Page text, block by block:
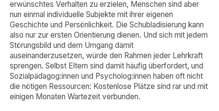
erwünschtes Verhalten zu erzielen, Menschen sind aber
nun einmal individuelle Subjekte mit ihrer eigenen
Geschichte und Persönlichkeit. Die Schubladisierung kann
also nur zur ersten Orientierung dienen. Und sich mit jedem
Störungsbild und dem Umgang damit
auseinanderzusetzen, würde den Rahmen jeder Lehrkraft
sprengen. Selbst Eltern sind damit häufig überfordert, und
Sozialpädagog:innen und Psycholog:innen haben oft nicht
die nötigen Ressourcen: Kostenlose Plätze sind rar und mit
einigen Monaten Wartezeit verbunden.